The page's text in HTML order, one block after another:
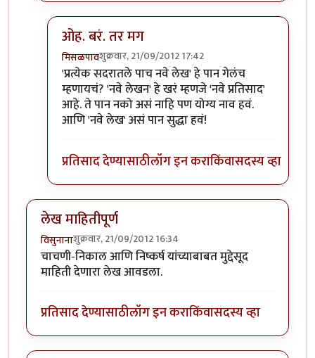
ओह. बरं. तर मग
मिसळपावशुक्रवार, 21/09/2012 17:42
In reply toनवे लेखनbyपैसा
'प्रत्येक सदरातले पाच नवे लेख' हे पान गेलंच
म्हणायचं? 'नवे लेखन' हे खरं म्हणजे 'नवे प्रतिसाद'
आहे. ते पान नको असं नाहि पण योग्य नाव हवं.
आणि 'नवे लेख' असं पान सुद्धा हवं!
प्रतिसाद देण्यासाठीलॉग इन कराकिंवासदस्य व्हा
लेख माहितीपूर्ण
विसुनानाशुक्रवार, 21/09/2012 16:34
चाचणी-निकाल आणि निष्कर्ष यांच्याबाबत मुद्देसूद
माहिती देणारा लेख आवडला.
प्रतिसाद देण्यासाठीलॉग इन कराकिंवासदस्य व्हा